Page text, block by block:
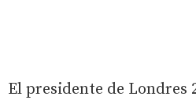
El presidente de Londres